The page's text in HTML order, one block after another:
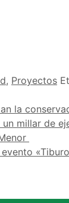
, Proyectos
la
millar de